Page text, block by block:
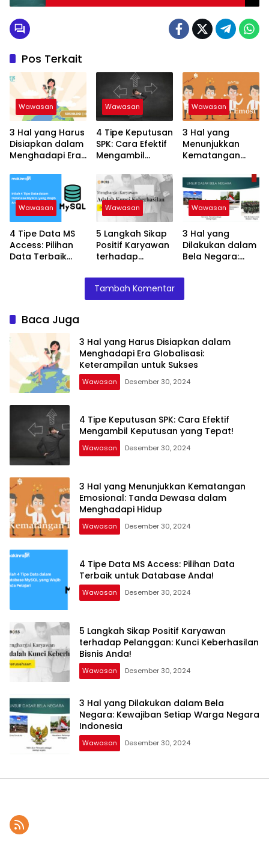
Pos Terkait
Wawasan
3 Hal yang Harus
Disiapkan dalam
Menghadapi Era
Keterampilan
untuk Sukses
Wawasan
4 Tipe Keputusan
SPK: Cara Efektif
Mengambil
Tepat!
Wawasan
3 Hal yang
Menunjukkan
Kematangan
Tanda Dewasa
dalam
Menghadapi
Hidup
Wawasan
4 Tipe Data MS
Access: Pilihan
Data Terbaik
Wawasan
5 Langkah Sikap
Positif Karyawan
terhadap
Keberhasilan
Bisnis Anda!
Wawasan
3 Hal yang
Dilakukan dalam
Bela Negara:
Warga Negara
Tambah Komentar
Baca Juga
3 Hal yang Harus Disiapkan dalam
Menghadapi Era Globalisasi:
Keterampilan untuk Sukses
Wawasan Desember 30, 2024
4 Tipe Keputusan SPK: Cara Efektif
Mengambil Keputusan yang Tepat!
Wawasan Desember 30, 2024
3 Hal yang Menunjukkan Kematangan
Emosional: Tanda Dewasa dalam
Menghadapi Hidup
Wawasan Desember 30, 2024
4 Tipe Data MS Access: Pilihan Data
Terbaik untuk Database Anda!
Wawasan Desember 30, 2024
5 Langkah Sikap Positif Karyawan
terhadap Pelanggan: Kunci Keberhasilan
Bisnis Anda!
Wawasan Desember 30, 2024
3 Hal yang Dilakukan dalam Bela
Negara: Kewajiban Setiap Warga Negara
Indonesia
Wawasan Desember 30, 2024